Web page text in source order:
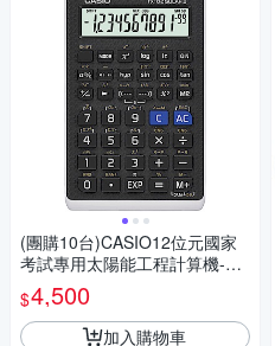
(團購10台)CASIO12位元國家
考試專用太陽能工程計算機-FX
-82SOLARII
$4,500
加入購物車